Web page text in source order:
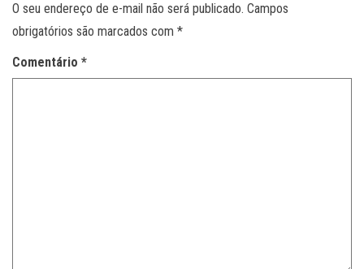
O seu endereço de e-mail não será publicado. Campos
obrigatórios são marcados com *
Comentário *